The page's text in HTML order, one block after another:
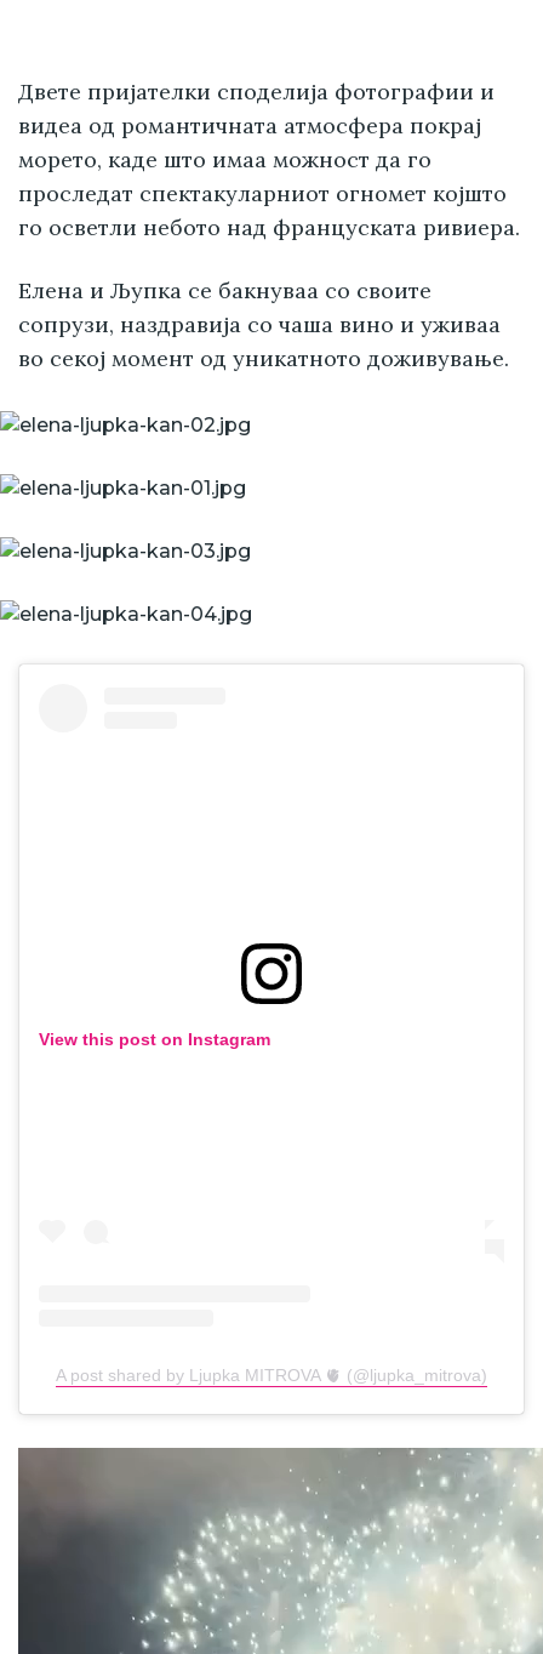
Двете пријателки споделија фотографии и
видеа од романтичната атмосфера покрај
морето, каде што имаа можност да го
проследат спектакуларниот огномет којшто
го осветли небото над француската ривиера.
Елена и Љупка се бакнуваа со своите
сопрузи, наздравија со чаша вино и уживаа
во секој момент од уникатното доживување.
View this post on Instagram
A post shared by Ljupka MITROVA 🫀 (@ljupka_mitrova)